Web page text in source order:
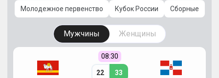
Молодежное первенство Кубок России Сборные
Мужчины Женщины
08:30
22 33